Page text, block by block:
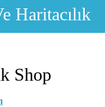
Haritacılık
Shop